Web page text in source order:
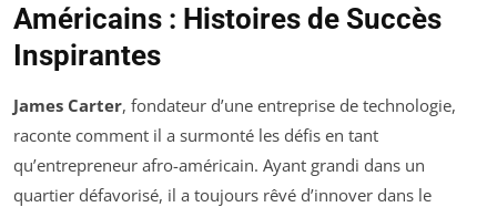
Américains : Histoires de Succès
Inspirantes
James Carter, fondateur d’une entreprise de technologie,
raconte comment il a surmonté les défis en tant
qu’entrepreneur afro-américain. Ayant grandi dans un
quartier défavorisé, il a toujours rêvé d’innover dans le